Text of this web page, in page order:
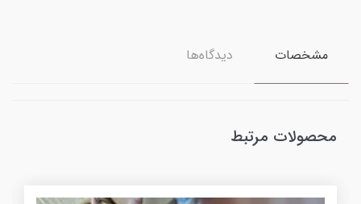
مشخصات دیدگاه‌ها
محصولات مرتبط